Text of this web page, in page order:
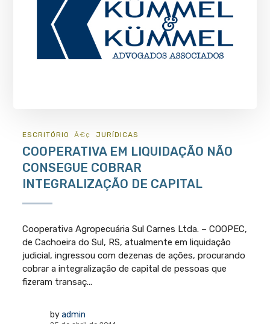
ESCRITÓRIO JURÍ­DICAS
COOPERATIVA EM LIQUIDAÇÃO NÃO
CONSEGUE COBRAR
INTEGRALIZAÇÃO DE CAPITAL
Cooperativa Agropecuária Sul Carnes Ltda. – COOPEC,
de Cachoeira do Sul, RS, atualmente em liquidação
judicial, ingressou com dezenas de ações, procurando
cobrar a integralização de capital de pessoas que
fizeram transaç...
by admin